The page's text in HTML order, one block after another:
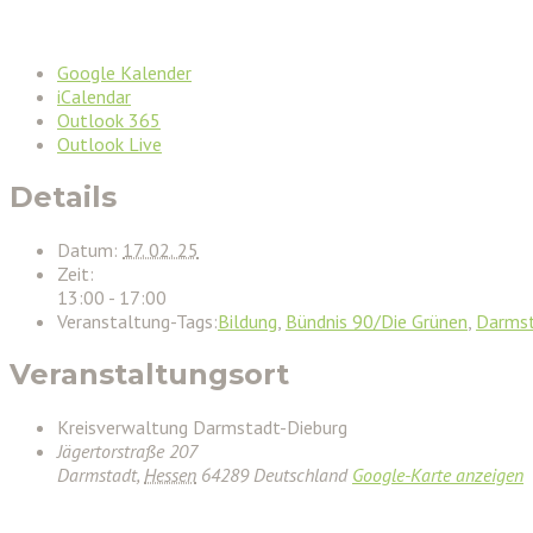
Google Kalender
iCalendar
Outlook 365
Outlook Live
Details
Datum: 17. 02. 25
Zeit:
13:00 - 17:00
Veranstaltung-Tags:Bildung Bündnis 90/Die Grünen
Veranstaltungsort
Kreisverwaltung Darmstadt-Dieburg
Jägertorstraße 207
Darmstadt, Hessen 64289 Deutschland Google-Karte anzeigen